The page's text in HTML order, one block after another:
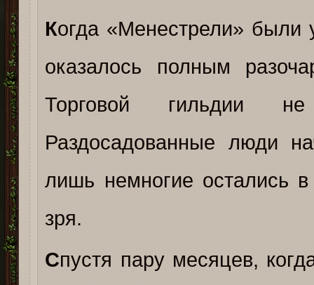
Когда «Менестрели» были
оказалось полным
Торговой гильдии
Раздосадованные люди
лишь немногие остались
зря.
Спустя пару месяцев,